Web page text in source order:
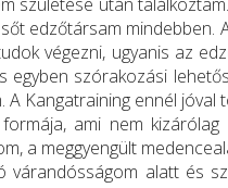
edzőtársam
végezni, ugyanis az
egyben szórakozási
Kangatraining ennél jóval
ami nem
a meggyengült
várandósságom alatt és